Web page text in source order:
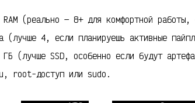
(реально — 8+ для комфортной
(лучше 4, если планируешь активные
(лучше SSD, особенно если будут
root-доступ или sudo.